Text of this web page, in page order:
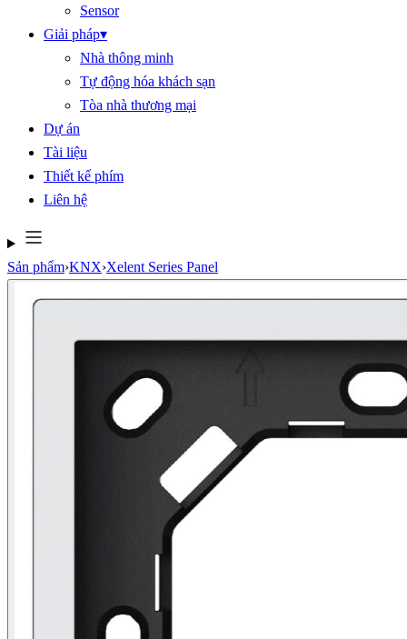
Sensor
Giải pháp▾
Nhà thông minh
Tự động hóa khách sạn
Tòa nhà thương mại
Dự án
Tài liệu
Thiết kế phím
Liên hệ
Sản phẩm›KNX›Xelent Series Panel